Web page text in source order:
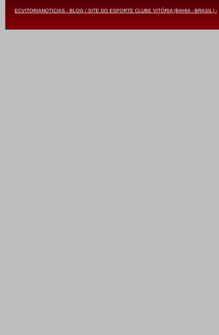
ECVITORIANOTICIAS - BLOG / SITE DO ESPORTE CLUBE VITÓRIA (BAHIA - BRASIL) -